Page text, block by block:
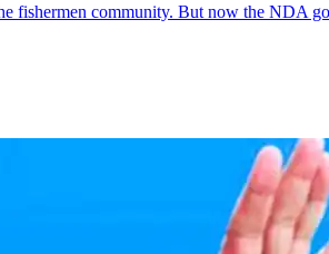
fishermen community. But now the NDA